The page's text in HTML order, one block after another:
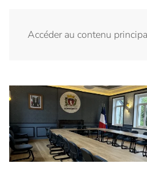
Accéder au contenu